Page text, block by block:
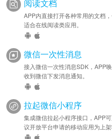
阅读文档
APP内直接打开各种常用的文档
适合在线阅读类应用。
微信一次性消息
接入微信一次性消息SDK，APP
收到微信下发消息通知。
拉起微信小程序
集成微信拉起小程序接口，APP
议开放平台申请的移动应用为上架